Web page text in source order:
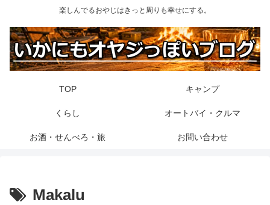
楽しんでるおやじはきっと周りも幸せにする。
TOP キャンプ
くらし オートバイ・クルマ
お酒・せんべろ・旅 お問い合わせ
Makalu